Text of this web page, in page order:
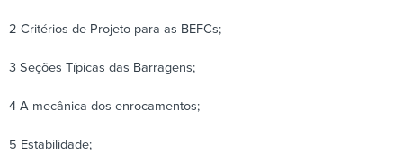
2 Critérios de Projeto para as BEFCs;
3 Seções Típicas das Barragens;
4 A mecânica dos enrocamentos;
5 Estabilidade;